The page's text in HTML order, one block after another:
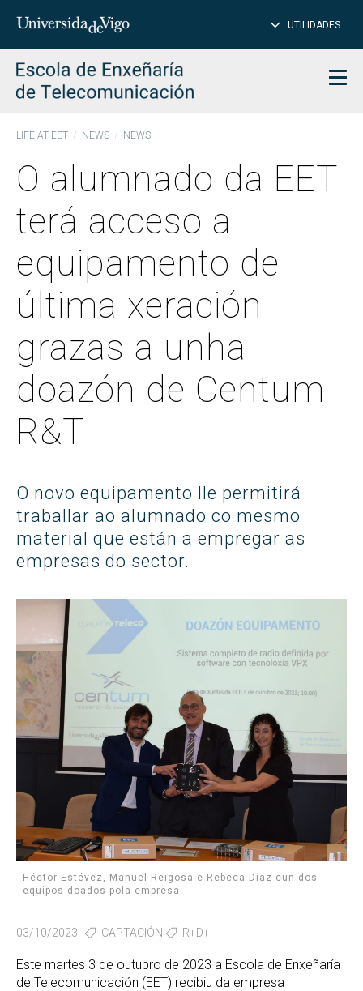
Insert
to
search
UTILIDADES
LIFE AT EET NEWS NEWS
O alumnado da EET
terá acceso a
equipamento de
última xeración
grazas a unha
doazón de Centum
R&T
O novo equipamento lle permitirá
traballar ao alumnado co mesmo
material que están a empregar as
empresas do sector.
Héctor Estévez, Manuel Reigosa e Rebeca Díaz cun dos
equipos doados pola empresa
03/10/2023 CAPTACIÓN R+D+I
Este martes 3 de outubro de 2023 a Escola de Enxeñaría
de Telecomunicación (EET) recibiu da empresa